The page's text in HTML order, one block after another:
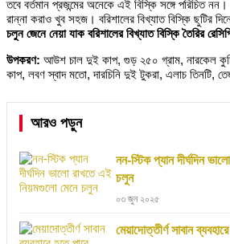
তবে বর্তমান প্রজন্মের অনেকে এই বিস্কি সঙ্গে পরিচিত
রান্না করাও খুব সহজ। বরিশালের বিখ্যাত বিস্কি ছুটির
চলুন জেনে নেয়া যাক বরিশালের বিখ্যাত বিস্কি তৈরির
উপকরণ: আউশ চাল দুই কাপ, গুড় ২৫০ গ্রাম, নারকেল
কাপ, লবণ স্বাদ মতো, দারচিনি দুই টুকরা, এলাচ তিনটি,
আরও পড়ুন
নন-স্টিক প্যান দীর্ঘদিন
চলুন
০৩ জুন ২০২৫
মেয়াদোত্তীর্ণ সাবান